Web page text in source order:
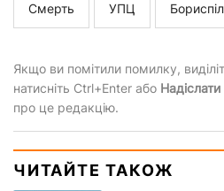
Смерть УПЦ
Якщо ви помітили помилку,
натисніть Ctrl+Enter або
про це редакцію.
ЧИТАЙТЕ ТАКОЖ